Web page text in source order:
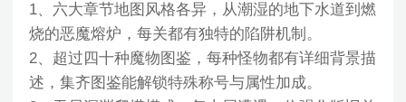
1、六大章节地图风格各异，从潮湿的地下水道到燃
烧的恶魔熔炉，每关都有独特的陷阱机制。
2、超过四十种魔物图鉴，每种怪物都有详细背景描
述，集齐图鉴能解锁特殊称号与属性加成。